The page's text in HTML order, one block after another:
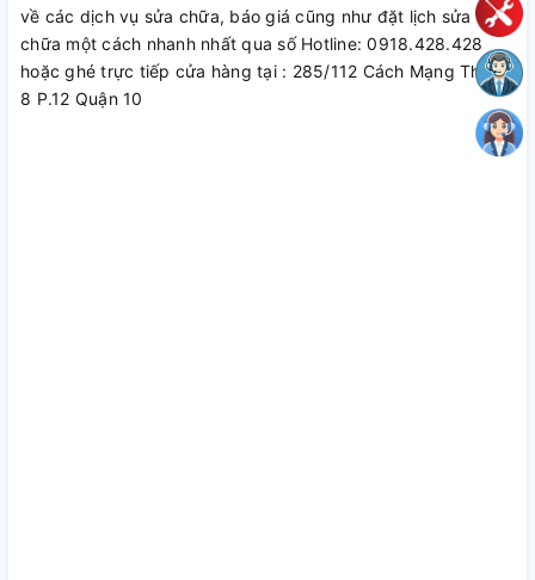
về các dịch vụ sửa chữa, báo giá cũng như đặt lịch sửa
chữa một cách nhanh nhất qua số Hotline: 0918.428.428
hoặc ghé trực tiếp cửa hàng tại : 285/112 Cách Mạng Tháng
8 P.12 Quận 10